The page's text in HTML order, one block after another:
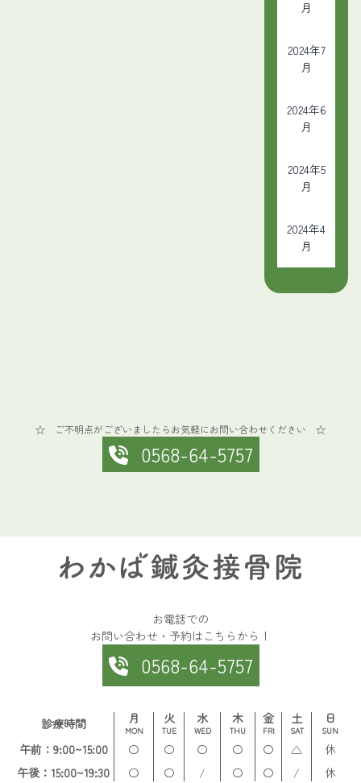
月
2024年7
月
2024年6
月
2024年5
月
2024年4
月
☆ ご不明点がございましたらお気軽にお問い合わせください ☆
0568-64-5757
お電話での
お問い合わせ・予約はこちらから！
0568-64-5757
診療時間 月
MON
火
TUE
水
WED
木
THU
金
FRI
土
SAT
日
SUN
午前：9:00~15:00 〇 〇 〇 〇 〇 △
休
午後：15:00~19:30
〇 〇 / 〇 〇 /
休